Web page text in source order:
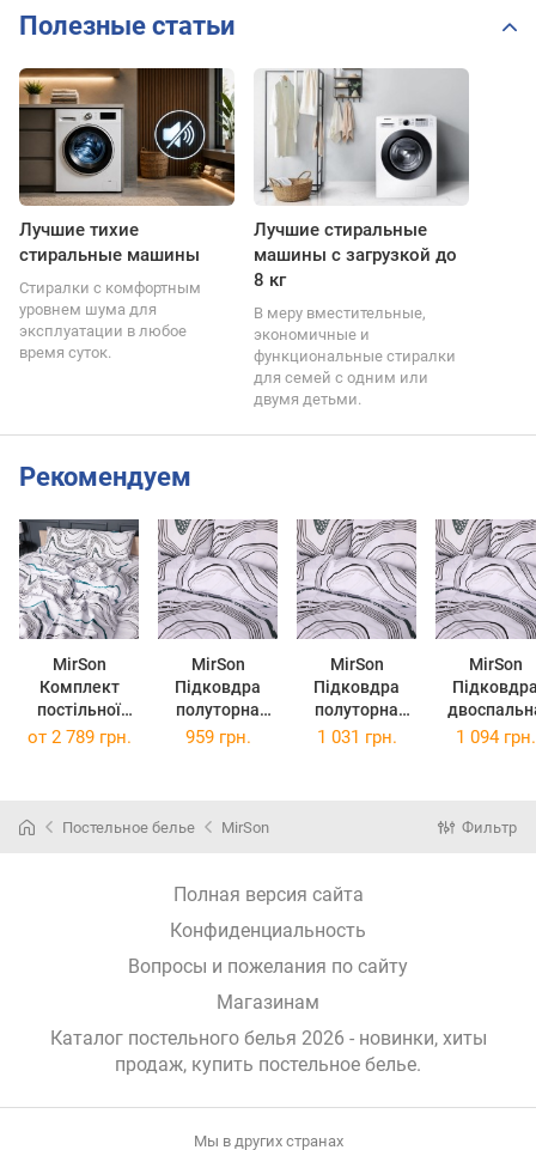
Полезные статьи
Лучшие тихие
стиральные машины
Стиралки с комфортным
уровнем шума для
эксплуатации в любое
время суток.
Лучшие стиральные
машины с загрузкой до
8 кг
В меру вместительные,
экономичные и
функциональные стиралки
для семей с одним или
двумя детьми.
Рекомендуем
MirSon
Комплект
постільної
білизни
Streams Бязь
MirSon
Підковдра
полуторна
143x210 см 17-
MirSon
Підковдра
полуторна
євро 160x220
MirSon
175x210 см
от 2 789 грн. 959 грн. 1 031 грн. 1 094 грн.
Постельное белье MirSon Фильтр
Полная версия сайта
Конфиденциальность
Вопросы и пожелания по сайту
Магазинам
Каталог постельного белья 2026 - новинки, хиты
продаж, купить постельное белье.
Мы в других странах